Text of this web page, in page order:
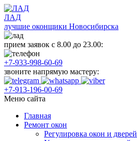
ЛАД
лучшие оконщики Новосибирска
прием заявок с 8.00 до 23.00:
+7-933-998-60-69
звоните напрямую мастеру:
+7-913-196-00-69
Меню сайта
Главная
Ремонт окон
Регулировка окон и дверей